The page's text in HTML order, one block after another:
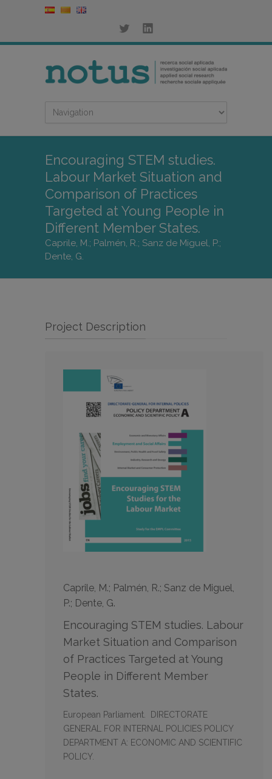
Encouraging STEM studies.
Labour Market Situation and
Comparison of Practices
Targeted at Young People in
Different Member States.
Caprile, M.; Palmén, R.; Sanz de Miguel, P.;
Dente, G.
Project Description
Caprile, M.; Palmén, R.; Sanz de Miguel,
P.; Dente, G.
Encouraging STEM studies. Labour
Market Situation and Comparison
of Practices Targeted at Young
People in Different Member
States.
European Parliament. DIRECTORATE
GENERAL FOR INTERNAL POLICIES POLICY
DEPARTMENT A: ECONOMIC AND SCIENTIFIC
POLICY.